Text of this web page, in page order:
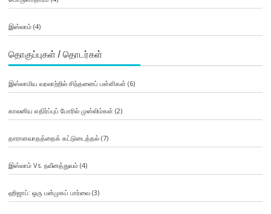
இஸ்லாம்(4)
தொகுப்புகள் / தொடர்கள்
இஸ்லாமிய வரலாற்றில் சிந்தனைப் பள்ளிகள் (6)
காலனிய எதிர்ப்புப் போரில் முஸ்லிம்கள் (2)
தாராளவாதத்தைக் கட்டுடைத்தல்(7)
இஸ்லாம் Vs. நவீனத்துவம்(4)
ஹிஜாப்: ஒரு பன்முகப் பார்வை(3)